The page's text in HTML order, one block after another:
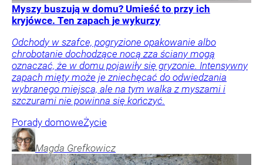
Myszy buszują w domu? Umieść to przy ich
kryjówce. Ten zapach je wykurzy
Odchody w szafce, pogryzione opakowanie albo
chrobotanie dochodzące nocą zza ściany mogą
oznaczać, że w domu pojawiły się gryzonie. Intensywny
zapach mięty może je zniechęcać do odwiedzania
wybranego miejsca, ale na tym walka z myszami i
szczurami nie powinna się kończyć.
Porady domoweŻycie
Magda Grefkowicz